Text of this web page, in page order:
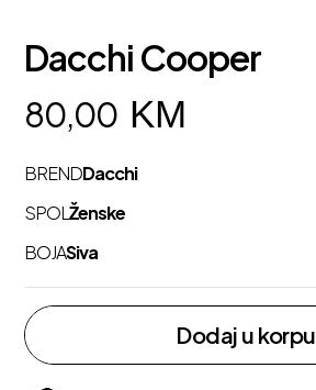
Dacchi Cooper
80,00 KM
BRENDDacchi
SPOLŽenske
BOJASiva
Dodaj u korpu